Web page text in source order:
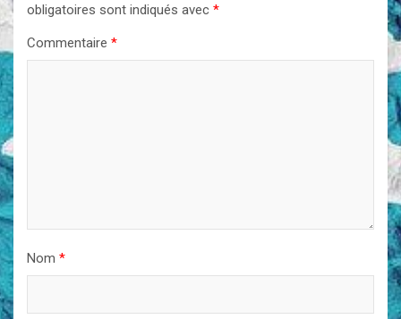
obligatoires sont indiqués avec *
Commentaire *
Nom *